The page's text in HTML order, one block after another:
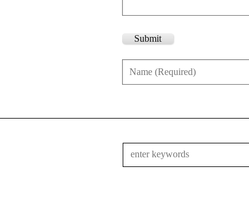
Submit